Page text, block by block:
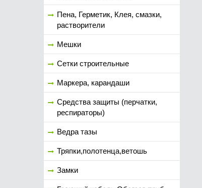
Пена, Герметик, Клея, смазки,
растворители
Мешки
Сетки строительные
Маркера, карандаши
Средства защиты (перчатки,
респираторы)
Ведра тазы
Тряпки,полотенца,ветошь
Замки